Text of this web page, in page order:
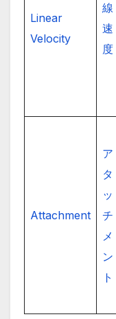
Linear
Velocity
線
速
度
Attachment
ア
タ
ッ
チ
メ
ン
ト